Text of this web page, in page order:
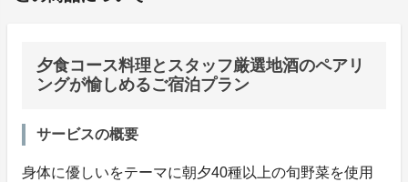
夕食コース料理とスタッフ厳選地酒のペアリ
ングが愉しめるご宿泊プラン
サービスの概要
身体に優しいをテーマに朝夕40種以上の旬野菜を使用